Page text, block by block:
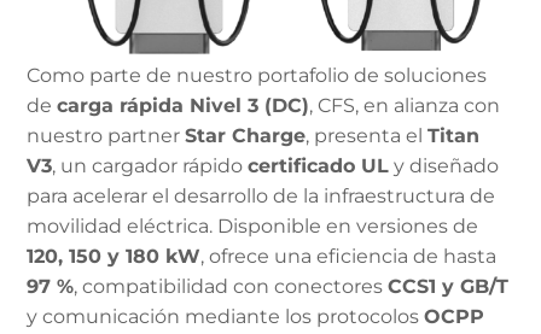
Como parte de nuestro portafolio de soluciones
decarga rápida Nivel 3 (DC), CFS, en alianza con
nuestro partnerStar Charge, presenta elTitan
V3, un cargador rápidocertificado UL y diseñado
para acelerar el desarrollo de la infraestructura de
movilidad eléctrica. Disponible en versiones de
120, 150 y 180 kW, ofrece una eficiencia de hasta
97 %, compatibilidad con conectoresCCS1 y GB/T
y comunicación mediante los protocolosOCPP